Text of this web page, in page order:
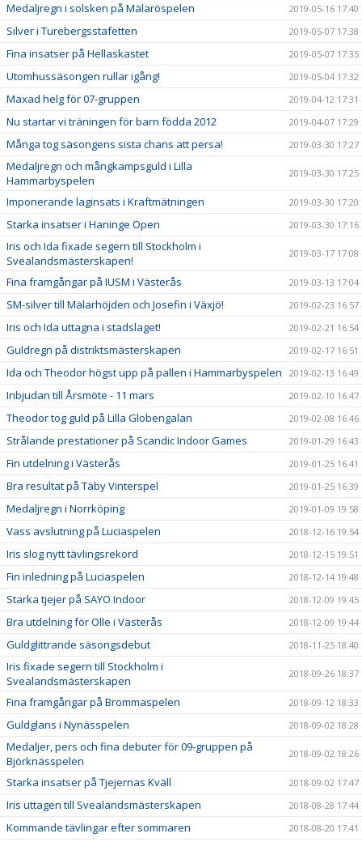
Medaljregn i solsken på Mälaröspelen 2019-05-16 17:40
Silver i Turebergsstafetten 2019-05-07 17:38
Fina insatser på Hellaskastet 2019-05-07 17:35
Utomhussäsongen rullar igång! 2019-05-04 17:32
Maxad helg för 07-gruppen 2019-04-12 17:31
Nu startar vi träningen för barn födda 2012 2019-04-07 17:29
Många tog säsongens sista chans att persa! 2019-03-30 17:27
Medaljregn och mångkampsguld i Lilla
Hammarbyspelen
2019-03-30 17:25
Imponerande laginsats i Kraftmätningen 2019-03-30 17:20
Starka insatser i Haninge Open 2019-03-30 17:16
Iris och Ida fixade segern till Stockholm i
Svealandsmästerskapen!
2019-03-17 17:08
Fina framgångar på IUSM i Västerås 2019-03-13 17:04
SM-silver till Mälarhöjden och Josefin i Växjö! 2019-02-23 16:57
Iris och Ida uttagna i stadslaget! 2019-02-21 16:54
Guldregn på distriktsmästerskapen 2019-02-17 16:51
Ida och Theodor högst upp på pallen i Hammarbyspelen 2019-02-13 16:49
Inbjudan till Årsmöte - 11 mars 2019-02-10 16:47
Theodor tog guld på Lilla Globengalan 2019-02-08 16:46
Strålande prestationer på Scandic Indoor Games 2019-01-29 16:43
Fin utdelning i Västerås 2019-01-25 16:41
Bra resultat på Täby Vinterspel 2019-01-25 16:39
Medaljregn i Norrköping 2019-01-09 19:58
Vass avslutning på Luciaspelen 2018-12-16 19:54
Iris slog nytt tävlingsrekord 2018-12-15 19:51
Fin inledning på Luciaspelen 2018-12-14 19:48
Starka tjejer på SAYO Indoor 2018-12-09 19:45
Bra utdelning för Olle i Västerås 2018-12-09 19:44
Guldglittrande säsongsdebut 2018-11-25 18:40
Iris fixade segern till Stockholm i
Svealandsmästerskapen
2018-09-26 18:37
Fina framgångar på Brommaspelen 2018-09-12 18:33
Guldglans i Nynässpelen 2018-09-02 18:28
Medaljer, pers och fina debuter för 09-gruppen på
Björknässpelen
2018-09-02 18:26
Starka insatser på Tjejernas Kväll 2018-09-02 17:47
Iris uttagen till Svealandsmästerskapen 2018-08-28 17:44
Kommande tävlingar efter sommaren 2018-08-20 17:41